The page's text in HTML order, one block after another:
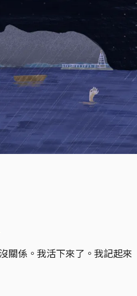
關係。我活下來了。我記起來